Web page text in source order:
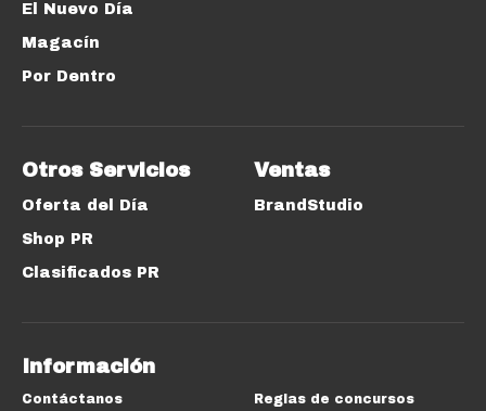
El Nuevo Día
Magacín
Por Dentro
Otros Servicios
Oferta del Día
Shop PR
Clasificados PR
Ventas
BrandStudio
Información
Contáctanos Reglas de concursos